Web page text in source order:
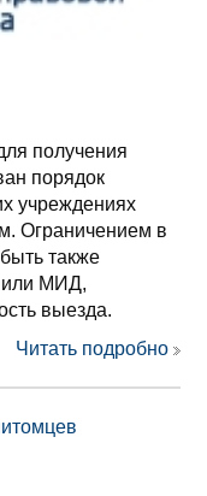
получения
порядок
учреждениях
Ограничением в
также
или МИД,
выезда.
Читать подробно